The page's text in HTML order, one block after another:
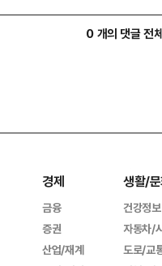
0 개의 댓글 전
경제
금융
증권
산업/재계
생활/
건강정보
자동차/
도로/교